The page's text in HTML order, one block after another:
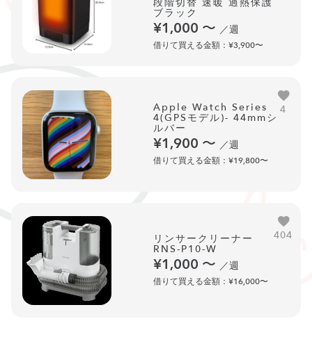
ブラック
¥1,000 〜 ／週
借りて買える金額：¥3,900〜
Apple Watch Series
4(GPSモデル)- 44mmシ
ルバー
¥1,900 〜 ／週
借りて買える金額：¥19,800〜
4
リンサークリーナー
RNS-P10-W
¥1,000 〜 ／週
借りて買える金額：¥16,000〜
404